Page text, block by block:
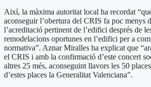
Així, la màxima autoritat local ha recordat
aconseguir l’obertura del CRIS fa poc menys
l’acreditació pertinent de l’edifici després de
remodelacions oportunes en l’edifici per a
normativa”. Aznar Miralles ha explicat que
el CRIS i amb la confirmació d’este concert
altres 25 més, aconseguint llavors les 50
d’estes places la Generalitat Valenciana”.